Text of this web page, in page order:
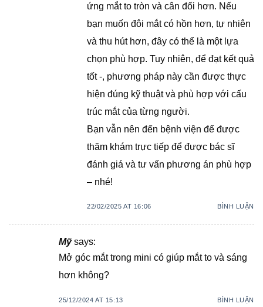
ứng mắt to tròn và cân đối hơn. Nếu
bạn muốn đôi mắt có hồn hơn, tự nhiên
và thu hút hơn, đây có thể là một lựa
chọn phù hợp. Tuy nhiên, để đạt kết quả
tốt -, phương pháp này cần được thực
hiện đúng kỹ thuật và phù hợp với cấu
trúc mắt của từng người.
Bạn vẫn nên đến bệnh viện để được
thăm khám trực tiếp để được bác sĩ
đánh giá và tư vấn phương án phù hợp
– nhé!
22/02/2025 AT 16:06 BÌNH LUẬN
Mỹ says:
Mở góc mắt trong mini có giúp mắt to và sáng
hơn không?
25/12/2024 AT 15:13 BÌNH LUẬN